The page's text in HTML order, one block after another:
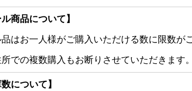
ル商品について】
はお一人様がご購入いただける数に限数が
所での複数購入もお断りさせていただきます。
数について】